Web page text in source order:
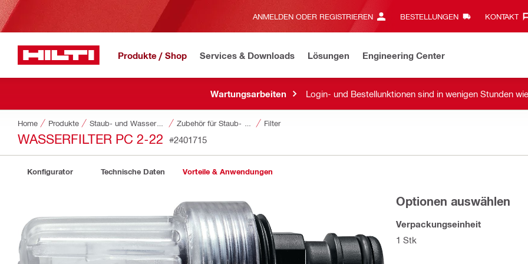
ANMELDEN ODER REGISTRIEREN BESTELLUNGEN KONTAKT‎
Produkte / Shop Services & Downloads Lösungen Engineering Center
Wartungsarbeiten Login- und Bestellunktionen sind in wenigen Stunden
Home Produkte Staub- und Wassermanagement Filter
WASSERFILTER PC 2-22 #2401715
Konfigurator Technische Daten Vorteile & Anwendungen
Optionen auswählen
Verpackungseinheit
1 Stk